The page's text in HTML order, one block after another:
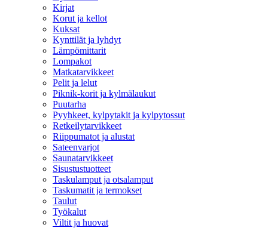
Kirjat
Korut ja kellot
Kuksat
Kynttilät ja lyhdyt
Lämpömittarit
Lompakot
Matkatarvikkeet
Pelit ja lelut
Piknik-korit ja kylmälaukut
Puutarha
Pyyhkeet, kylpytakit ja kylpytossut
Retkeilytarvikkeet
Riippumatot ja alustat
Sateenvarjot
Saunatarvikkeet
Sisustustuotteet
Taskulamput ja otsalamput
Taskumatit ja termokset
Taulut
Työkalut
Viltit ja huovat